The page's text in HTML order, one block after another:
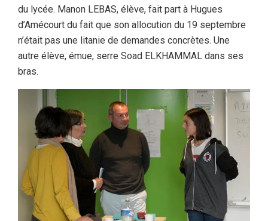
du lycée. Manon LEBAS, élève, fait part à Hugues
d’Amécourt du fait que son allocution du 19 septembre
n’était pas une litanie de demandes concrètes. Une
autre élève, émue, serre Soad ELKHAMMAL dans ses
bras.